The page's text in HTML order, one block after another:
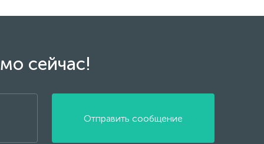
сейчас!
Отправить сообщение